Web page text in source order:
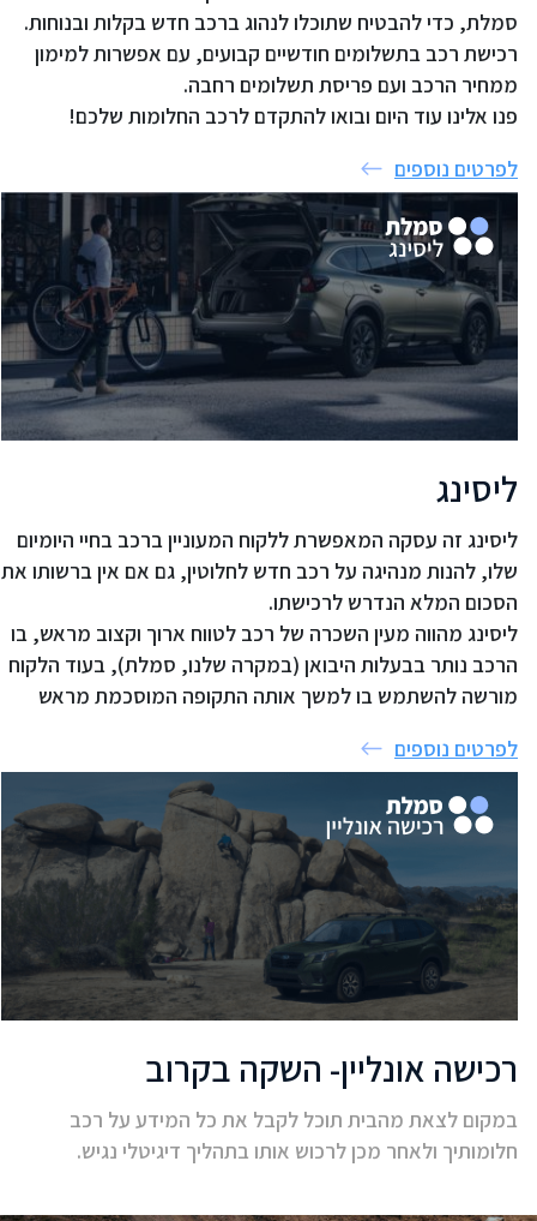
סמלת, כדי להבטיח שתוכלו לנהוג ברכב חדש בקלות ובנוחות.
רכישת רכב בתשלומים חודשיים קבועים, עם אפשרות למימון
ממחיר הרכב ועם פריסת תשלומים רחבה.
פנו אלינו עוד היום ובואו להתקדם לרכב החלומות שלכם!
לפרטים נוספים
ליסינג
ליסינג זה עסקה המאפשרת ללקוח המעוניין ברכב בחיי היומיום
שלו, להנות מנהיגה על רכב חדש לחלוטין, גם אם אין ברשותו את
הסכום המלא הנדרש לרכישתו.
ליסינג מהווה מעין השכרה של רכב לטווח ארוך וקצוב מראש, בו
הרכב נותר בבעלות היבואן (במקרה שלנו, סמלת), בעוד הלקוח
מורשה להשתמש בו למשך אותה התקופה המוסכמת מראש
לפרטים נוספים
רכישה אונליין- השקה בקרוב
במקום לצאת מהבית תוכל לקבל את כל המידע על רכב
חלומותיך ולאחר מכן לרכוש אותו בתהליך דיגיטלי נגיש.